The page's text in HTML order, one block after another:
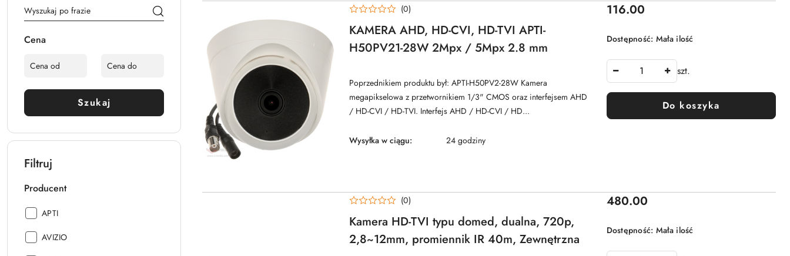
Cena
Szukaj
Filtruj
Producent
Producent:
APTI
Producent:
AVIZIO
KAMERA AHD, HD-CVI, HD-TVI APTI-
H50PV21-28W 2Mpx / 5Mpx 2.8 mm
(0)
Poprzednikiem produktu był: APTI-H50PV2-28W Kamera
megapikselowa z przetwornikiem 1/3" CMOS oraz interfejsem AHD
/ HD-CVI / HD-TVI. Interfejs AHD / HD-CVI / HD...
Wysyłka w ciągu: 24 godziny
Cena:
116.00
Dostępność: Mała ilość
szt.
Do koszyka
Kamera HD-TVI typu domed, dualna, 720p,
2,8~12mm, promiennik IR 40m, Zewnętrzna
(0) Cena:
480.00
Dostępność: Mała ilość